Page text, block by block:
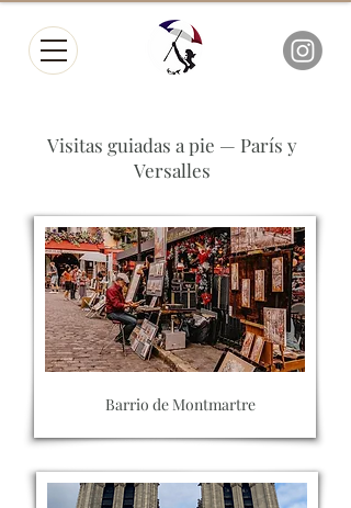
Visitas guiadas a pie — París y
Versalles
Barrio de Montmartre